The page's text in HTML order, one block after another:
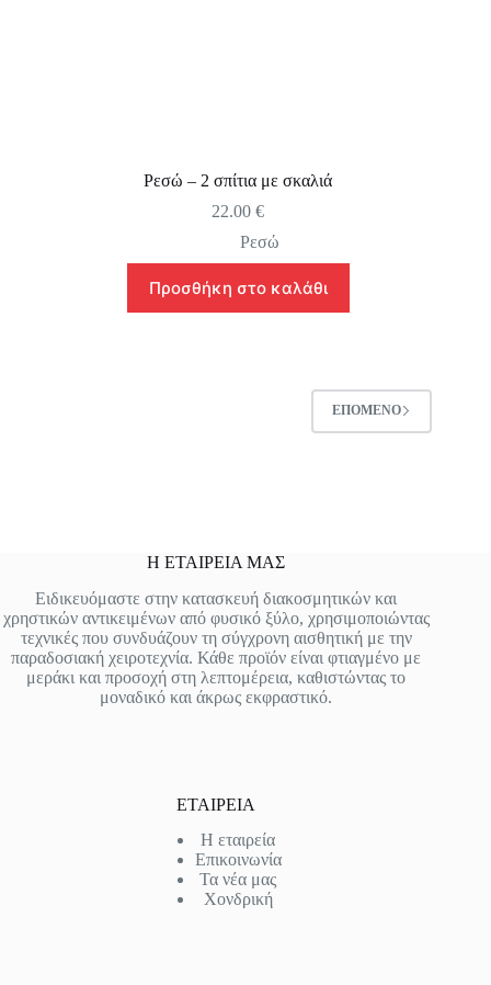
Ρεσώ – 2 σπίτια με σκαλιά
22.00€
Ρεσώ
Προσθήκη στο καλάθι
ΕΠΌΜΕΝΟ
Η ΕΤΑΙΡΕΙΑ ΜΑΣ
Ειδικευόμαστε στην κατασκευή διακοσμητικών και
χρηστικών αντικειμένων από φυσικό ξύλο, χρησιμοποιώντας
τεχνικές που συνδυάζουν τη σύγχρονη αισθητική με την
παραδοσιακή χειροτεχνία. Κάθε προϊόν είναι φτιαγμένο με
μεράκι και προσοχή στη λεπτομέρεια, καθιστώντας το
μοναδικό και άκρως εκφραστικό.
ΕΤΑΙΡΕΙΑ
Η εταιρεία
Επικοινωνία
Τα νέα μας
Χονδρική